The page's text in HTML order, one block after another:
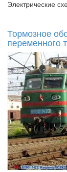
Электрические
Тормозное
переменного